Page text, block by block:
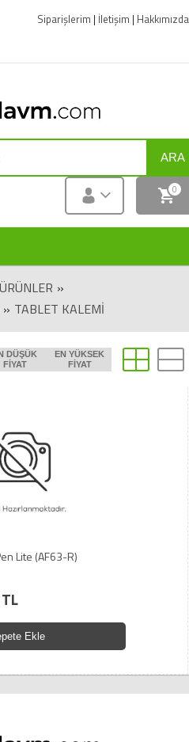
Siparişlerim | İletişim | Hakkımızda
ARA
0
»
» TABLET KALEMI
DÜŞÜK
FIYAT
EN YÜKSEK
FIYAT
Lite (AF63-R)
Ekle